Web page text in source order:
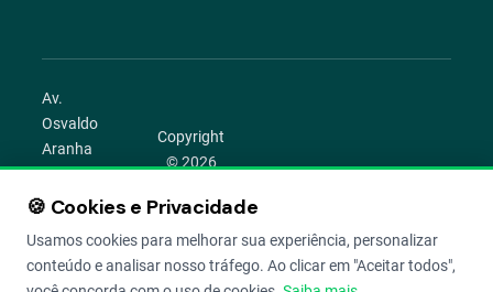
Av.
Osvaldo
Aranha
1022 –
Bom
Porto
Alegre –
Copyright
© 2026
Todos os
direitos
reservados.
🍪 Cookies e Privacidade
Usamos cookies para melhorar sua experiência, personalizar
conteúdo e analisar nosso tráfego. Ao clicar em "Aceitar todos",